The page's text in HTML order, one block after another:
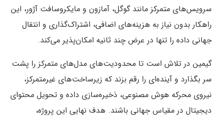
سرویس‌های متمرکز مانند گوگل، آمازون و مایکروسافت آژور، این
راهکار بدون نیاز به هزینه‌های اضافی، اشتراک‌گذاری و انتقال
جهانی داده را تنها در عرض چند ثانیه امکان‌پذیر می‌کند.
گیمین در تلاش است تا محدودیت‌های مدل‌های متمرکز را پشت
سر بگذارد و آینده‌ای را رقم بزند که زیرساخت‌های غیرمتمرکز،
نیروی محرکه هوش مصنوعی، ذخیره‌سازی داده و تحویل محتوای
دیجیتال در مقیاس جهانی باشند. هدف نهایی این پروژه،